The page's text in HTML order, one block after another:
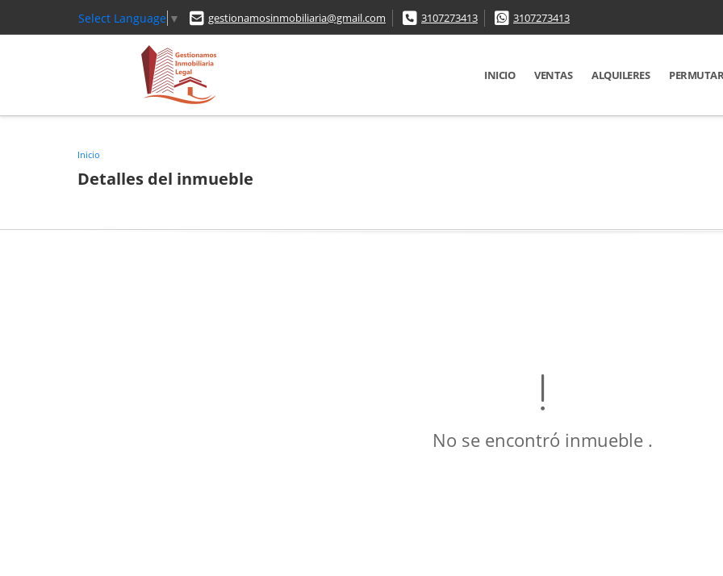
Select Language ▼ gestionamosinmobiliaria@gmail.com 3107273413 3107273413
INICIO VENTAS ALQUILERES
Inicio
Detalles del inmueble
No se encontró inmueble .